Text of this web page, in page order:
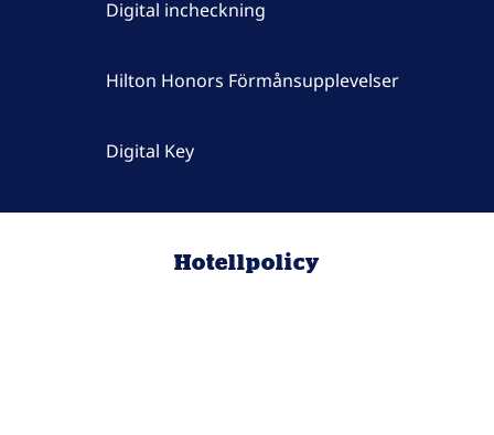
Digital incheckning
Hilton Honors Förmånsupplevelser
Digital Key
Hotellpolicy